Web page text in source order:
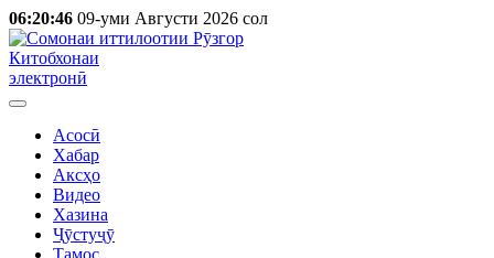
06:20:46 09-уми Августи 2026 сол
Китобхонаи
электронӣ
Асосӣ
Хабар
Аксҳо
Видео
Хазина
Ҷӯстуҷӯ
Тамос